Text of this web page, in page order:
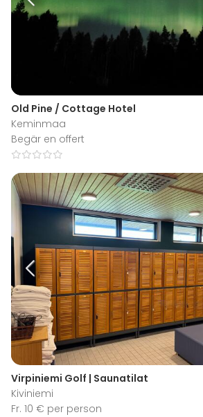
Old Pine / Cottage Hotel
Keminmaa
Begär en offert
Virpiniemi Golf | Saunatilat
Kiviniemi
Fr. 10 € per person